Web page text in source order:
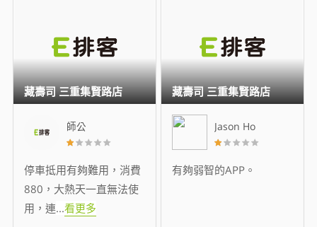
師公
停車抵用有夠難用，消費
880，大熱天一直無法使
用，連...看更多
藏壽司 三重集賢路店
Jason Ho
有夠弱智的APP。
藏壽司 三重集賢路店